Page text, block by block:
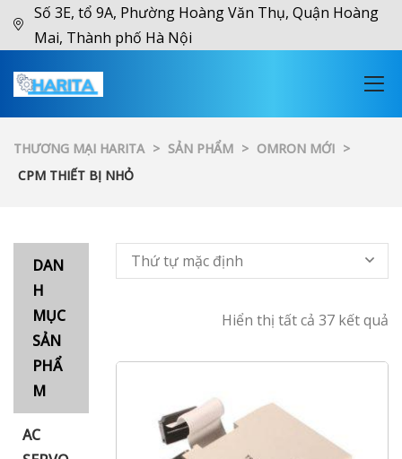
Số 3E, tổ 9A, Phường Hoàng Văn Thụ, Quận Hoàng
Mai, Thành phố Hà Nội
THƯƠNG MẠI HARITA > SẢN PHẨM > OMRON MỚI >
CPM THIẾT BỊ NHỎ
DAN
H
MỤC
SẢN
PHẨ
M
AC
Hiển thị tất cả 37 kết quả
Thứ tự mặc định